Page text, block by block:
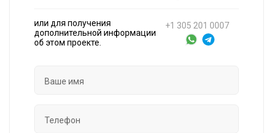
или для получения
дополнительной информации
об этом проекте.
+1 305 201 0007